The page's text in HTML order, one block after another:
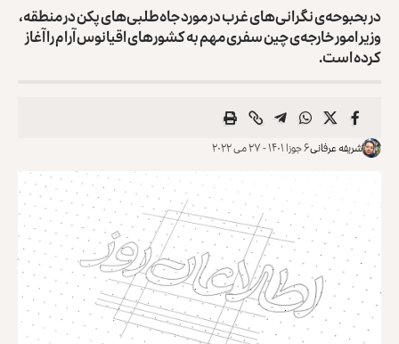
در بحبوحه‌ی نگرانی‌های غرب در مورد جاه‌طلبی‌های پکن در منطقه،
وزیر امور خارجه‌ی چین سفری مهم به کشورهای اقیانوس آرام را آغاز
کرده است.
شریفه عرفانی۶ جوزا ۱۴۰۱ - ۲۷ می ۲۰۲۲